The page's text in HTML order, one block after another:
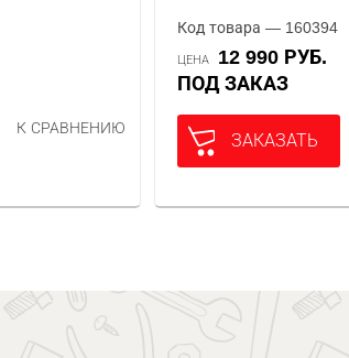
К СРАВНЕНИЮ
Код товара — 160394
ЦЕНА
12 990 РУБ.
ПОД ЗАКАЗ
ЗАКАЗАТЬ